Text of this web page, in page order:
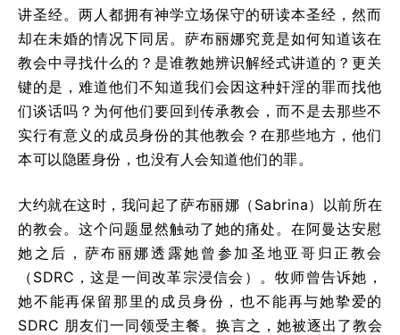
讲圣经。两人都拥有神学立场保守的研读本圣经，然而
却在未婚的情况下同居。萨布丽娜究竟是如何知道该在
教会中寻找什么的？是谁教她辨识解经式讲道的？更关
键的是，难道他们不知道我们会因这种奸淫的罪而找他
们谈话吗？为何他们要回到传承教会，而不是去那些不
实行有意义的成员身份的其他教会？在那些地方，他们
本可以隐匿身份，也没有人会知道他们的罪。
大约就在这时，我问起了萨布丽娜（Sabrina）以前所在
的教会。这个问题显然触动了她的痛处。在阿曼达安慰
她之后，萨布丽娜透露她曾参加圣地亚哥归正教会
（SDRC，这是一间改革宗浸信会）。牧师曾告诉她，
她不能再保留那里的成员身份，也不能再与她挚爱的
SDRC 朋友们一同领受主餐。换言之，她被逐出了教会